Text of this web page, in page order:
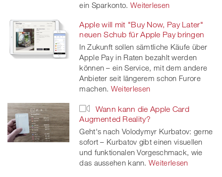
ein Sparkonto. Weiterlesen
Apple will mit "Buy Now, Pay Later"
neuen Schub für Apple Pay bringen
In Zukunft sollen sämtliche Käufe über
Apple Pay in Raten bezahlt werden
können – ein Service, mit dem andere
Anbieter seit längerem schon Furore
machen. Weiterlesen
Wann kann die Apple Card
Augmented Reality?
Geht's nach Volodymyr Kurbatov: gerne
sofort – Kurbatov gibt einen visuellen
und funktionalen Vorgeschmack, wie
das aussehen kann. Weiterlesen